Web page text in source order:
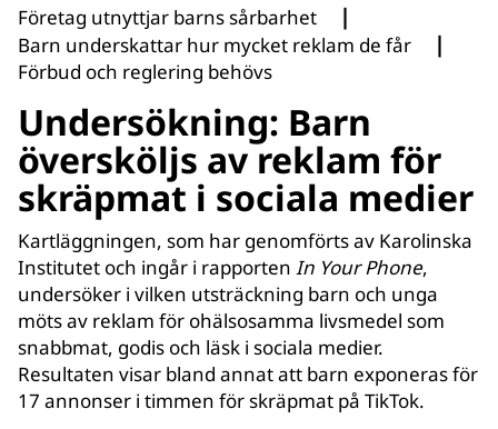
Företag utnyttjar barns sårbarhet |
Barn underskattar hur mycket reklam de får |
Förbud och reglering behövs
Undersökning: Barn
översköljs av reklam för
skräpmat i sociala medier
Kartläggningen, som har genomförts av Karolinska
Institutet och ingår i rapporten In Your Phone,
undersöker i vilken utsträckning barn och unga
möts av reklam för ohälsosamma livsmedel som
snabbmat, godis och läsk i sociala medier.
Resultaten visar bland annat att barn exponeras för
17 annonser i timmen för skräpmat på TikTok.